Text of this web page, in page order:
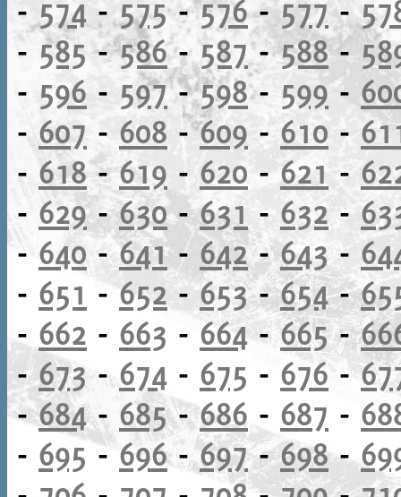
- 574 - 575-576-577-
- 585-586-587-588-
- 596 - 597-598- 599-
- 607 - 608 -609- 610 -
- 618-619 - 620-621 -
- 629-630-631 - 632 -
- 640 -641- 642-643-
- 651 -652 -653-654-
- 662 - 663 - 664-665-
-673-674 - 675 - 676-
-684- 685-686 - 687 -
- 695-696-697-698-